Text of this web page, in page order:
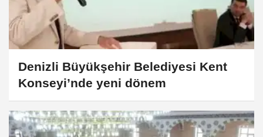
Denizli Büyükşehir Belediyesi Kent
Konseyi’nde yeni dönem